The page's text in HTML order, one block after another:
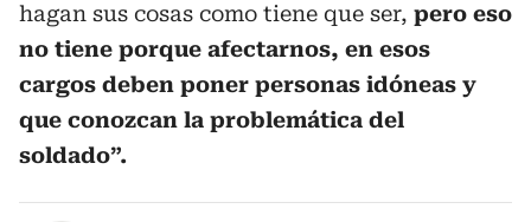
hagan sus cosas como tiene que ser, pero eso
no tiene porque afectarnos, en esos
cargos deben poner personas idóneas y
que conozcan la problemática del
soldado”.